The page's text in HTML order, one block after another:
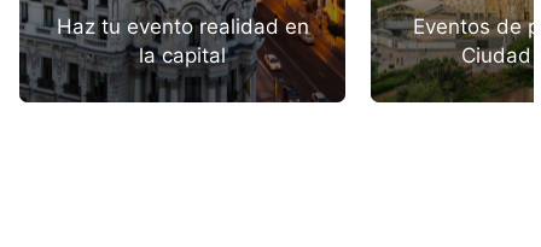
Haz tu evento realidad en
la capital
Eventos de
Ciudad